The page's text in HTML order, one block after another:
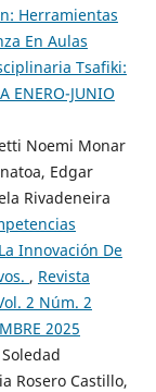
Herramientas
En Aulas
Tsafiki:
ENERO-JUNIO
Noemi Monar
Edgar
Rivadeneira
Innovación De
, Revista
2 Núm. 2
2025
Rosero Castillo,